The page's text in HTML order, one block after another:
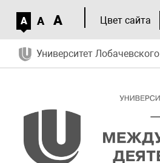
A A A Цвет сайта
Университет Лобачевского